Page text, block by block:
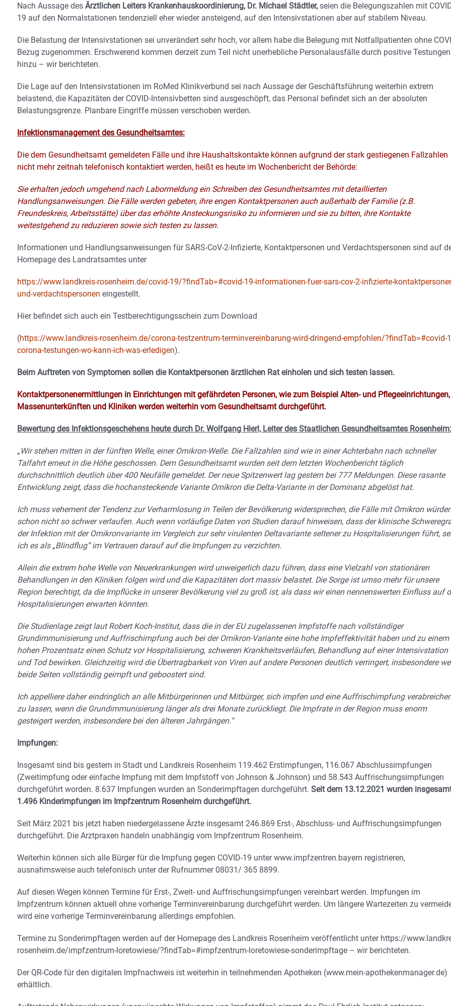
Nach Aussage des Ärztlichen Leiters Krankenhauskoordinierung, Dr. Michael Städtler, seien die Belegungszahlen mit
19 auf den Normalstationen tendenziell eher wieder ansteigend, auf den Intensivstationen aber auf stabilem Niveau.
Die Belastung der Intensivstationen sei unverändert sehr hoch, vor allem habe die Belegung mit Notfallpatienten ohne
Bezug zugenommen. Erschwerend kommen derzeit zum Teil nicht unerhebliche Personalausfälle durch positive Testungen
hinzu – wir berichteten.
Die Lage auf den Intensivstationen im RoMed Klinikverbund sei nach Aussage der Geschäftsführung weiterhin extrem
belastend, die Kapazitäten der COVID-Intensivbetten sind ausgeschöpft, das Personal befindet sich an der absoluten
Belastungsgrenze. Planbare Eingriffe müssen verschoben werden.
Infektionsmanagement des Gesundheitsamtes:
Die dem Gesundheitsamt gemeldeten Fälle und ihre Haushaltskontakte können aufgrund der stark gestiegenen Fallzahlen
nicht mehr zeitnah telefonisch kontaktiert werden, heißt es heute im Wochenbericht der Behörde:
Sie erhalten jedoch umgehend nach Labormeldung ein Schreiben des Gesundheitsamtes mit detaillierten
Handlungsanweisungen. Die Fälle werden gebeten, ihre engen Kontaktpersonen auch außerhalb der Familie (z.B.
Freundeskreis, Arbeitsstätte) über das erhöhte Ansteckungsrisiko zu informieren und sie zu bitten, ihre Kontakte
weitestgehend zu reduzieren sowie sich testen zu lassen.
Informationen und Handlungsanweisungen für SARS-CoV-2-Infizierte, Kontaktpersonen und Verdachtspersonen sind auf
Homepage des Landratsamtes unter
https://www.landkreis-rosenheim.de/covid-19/?findTab=#covid-19-informationen-fuer-sars-cov-2-infizierte-
und-verdachtspersonen eingestellt.
Hier befindet sich auch ein Testberechtigungsschein zum Download
(https://www.landkreis-rosenheim.de/corona-testzentrum-terminvereinbarung-wird-dringend-empfohlen/?findTab=#covid-
corona-testungen-wo-kann-ich-was-erledigen).
Beim Auftreten von Symptomen sollen die Kontaktpersonen ärztlichen Rat einholen und sich testen lassen.
Kontaktpersonenermittlungen in Einrichtungen mit gefährdeten Personen, wie zum Beispiel Alten- und Pflegeeinrichtungen,
Massenunterkünften und Kliniken werden weiterhin vom Gesundheitsamt durchgeführt.
Bewertung des Infektionsgeschehens heute durch Dr. Wolfgang Hierl, Leiter des Staatlichen Gesundheitsamtes
„Wir stehen mitten in der fünften Welle, einer Omikron-Welle. Die Fallzahlen sind wie in einer Achterbahn nach schneller
Talfahrt erneut in die Höhe geschossen. Dem Gesundheitsamt wurden seit dem letzten Wochenbericht täglich
durchschnittlich deutlich über 400 Neufälle gemeldet. Der neue Spitzenwert lag gestern bei 777 Meldungen. Diese rasante
Entwicklung zeigt, dass die hochansteckende Variante Omikron die Delta-Variante in der Dominanz abgelöst hat.
Ich muss vehement der Tendenz zur Verharmlosung in Teilen der Bevölkerung widersprechen, die Fälle mit Omikron
schon nicht so schwer verlaufen. Auch wenn vorläufige Daten von Studien darauf hinweisen, dass der klinische
der Infektion mit der Omikronvariante im Vergleich zur sehr virulenten Deltavariante seltener zu Hospitalisierungen führt,
ich es als „Blindflug“ im Vertrauen darauf auf die Impfungen zu verzichten.
Allein die extrem hohe Welle von Neuerkrankungen wird unweigerlich dazu führen, dass eine Vielzahl von stationären
Behandlungen in den Kliniken folgen wird und die Kapazitäten dort massiv belastet. Die Sorge ist umso mehr für unsere
Region berechtigt, da die Impflücke in unserer Bevölkerung viel zu groß ist, als dass wir einen nennenswerten Einfluss auf
Hospitalisierungen erwarten könnten.
Die Studienlage zeigt laut Robert Koch-Institut, dass die in der EU zugelassenen Impfstoffe nach vollständiger
Grundimmunisierung und Auffrischimpfung auch bei der Omikron-Variante eine hohe Impfeffektivität haben und zu einem
hohen Prozentsatz einen Schutz vor Hospitalisierung, schweren Krankheitsverläufen, Behandlung auf einer Intensivstation
und Tod bewirken. Gleichzeitig wird die Übertragbarkeit von Viren auf andere Personen deutlich verringert, insbesondere
beide Seiten vollständig geimpft und geboostert sind.
Ich appelliere daher eindringlich an alle Mitbürgerinnen und Mitbürger, sich impfen und eine Auffrischimpfung
zu lassen, wenn die Grundimmunisierung länger als drei Monate zurückliegt. Die Impfrate in der Region muss enorm
gesteigert werden, insbesondere bei den älteren Jahrgängen.“
Impfungen:
Insgesamt sind bis gestern in Stadt und Landkreis Rosenheim 119.462 Erstimpfungen, 116.067 Abschlussimpfungen
(Zweitimpfung oder einfache Impfung mit dem Impfstoff von Johnson & Johnson) und 58.543 Auffrischungsimpfungen
durchgeführt worden. 8.637 Impfungen wurden an Sonderimpftagen durchgeführt. Seit dem 13.12.2021 wurden
1.496 Kinderimpfungen im Impfzentrum Rosenheim durchgeführt.
Seit März 2021 bis jetzt haben niedergelassene Ärzte insgesamt 246.869 Erst-, Abschluss- und Auffrischungsimpfungen
durchgeführt. Die Arztpraxen handeln unabhängig vom Impfzentrum Rosenheim.
Weiterhin können sich alle Bürger für die Impfung gegen COVID-19 unter www.impfzentren.bayern registrieren,
ausnahmsweise auch telefonisch unter der Rufnummer 08031/ 365 8899.
Auf diesen Wegen können Termine für Erst-, Zweit- und Auffrischungsimpfungen vereinbart werden. Impfungen im
Impfzentrum können aktuell ohne vorherige Terminvereinbarung durchgeführt werden. Um längere Wartezeiten zu
wird eine vorherige Terminvereinbarung allerdings empfohlen.
Termine zu Sonderimpftagen werden auf der Homepage des Landkreis Rosenheim veröffentlicht unter https://
rosenheim.de/impfzentrum-loretowiese/?findTab=#impfzentrum-loretowiese-sonderimpftage – wir berichteten.
Der QR-Code für den digitalen Impfnachweis ist weiterhin in teilnehmenden Apotheken (www.mein-apothekenmanager.de)
erhältlich.